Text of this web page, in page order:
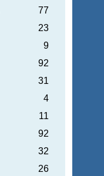
77
23
9
92
31
4
11
92
32
26